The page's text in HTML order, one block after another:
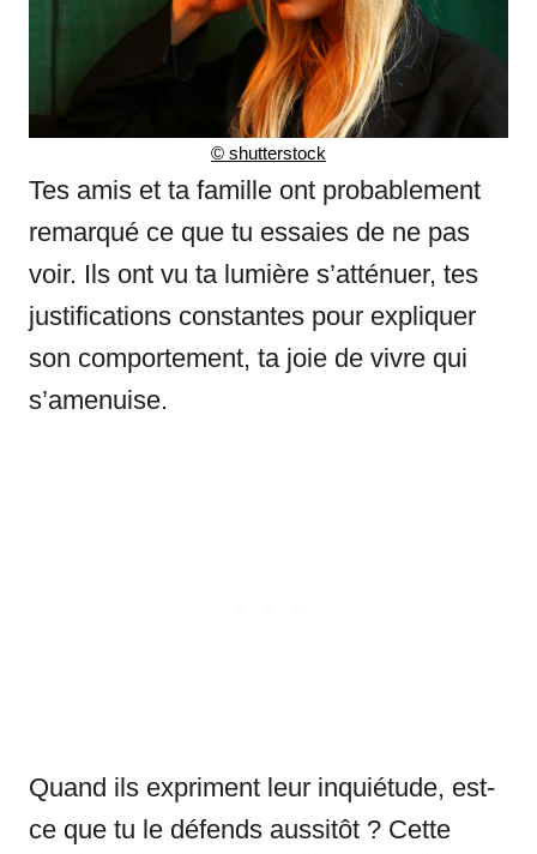
© shutterstock
Tes amis et ta famille ont probablement
remarqué ce que tu essaies de ne pas
voir. Ils ont vu ta lumière s’atténuer, tes
justifications constantes pour expliquer
son comportement, ta joie de vivre qui
s’amenuise.
Quand ils expriment leur inquiétude, est-
ce que tu le défends aussitôt ? Cette